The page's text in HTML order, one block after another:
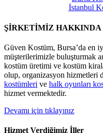
İstanbul
ŞİRKETİMİZ HAKKINDA
Güven Kostüm, Bursa’da en
müşterilerimizle buluşturmak
kostüm üretimi ve kostüm
olup, organizasyon hizmetleri
kostümleri ve halk oyunları
hizmet vermektedir.
Devamı için tıklayınız
Hizmet Verdiğimiz İller